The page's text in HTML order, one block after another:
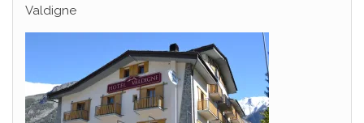
Valdigne